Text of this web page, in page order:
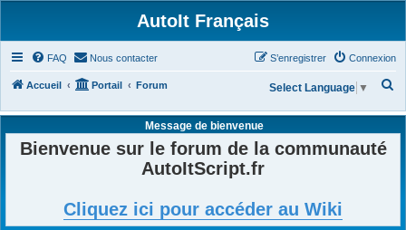
AutoIt Français
FAQ Nous contacter Connexion
S’enregistrer
Accueil Portail Forum Select Language ▼
Message de bienvenue
Bienvenue sur le forum de la communauté
AutoItScript.fr
Cliquez ici pour accéder au Wiki